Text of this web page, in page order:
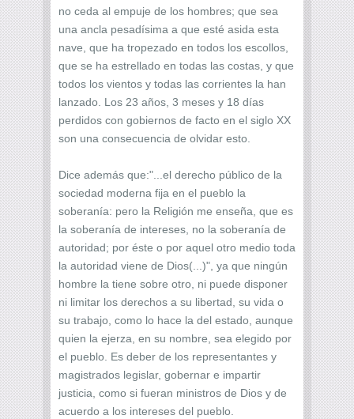
no ceda al empuje de los hombres; que sea
una ancla pesadísima a que esté asida esta
nave, que ha tropezado en todos los escollos,
que se ha estrellado en todas las costas, y que
todos los vientos y todas las corrientes la han
lanzado. Los 23 años, 3 meses y 18 días
perdidos con gobiernos de facto en el siglo XX
son una consecuencia de olvidar esto.
Dice además que:"...el derecho público de la
sociedad moderna fija en el pueblo la
soberanía: pero la Religión me enseña, que es
la soberanía de intereses, no la soberanía de
autoridad; por éste o por aquel otro medio toda
la autoridad viene de Dios(...)", ya que ningún
hombre la tiene sobre otro, ni puede disponer
ni limitar los derechos a su libertad, su vida o
su trabajo, como lo hace la del estado, aunque
quien la ejerza, en su nombre, sea elegido por
el pueblo. Es deber de los representantes y
magistrados legislar, gobernar e impartir
justicia, como si fueran ministros de Dios y de
acuerdo a los intereses del pueblo.